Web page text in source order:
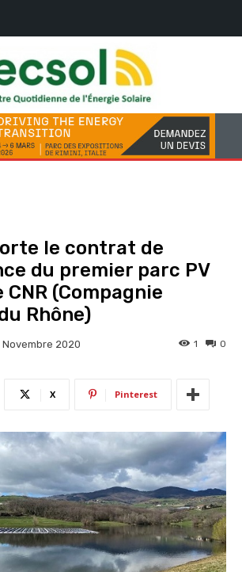
le contrat de
du premier parc PV
(Compagnie
Rhône)
Novembre 2020 0
1
X Pinterest